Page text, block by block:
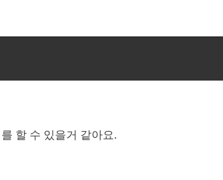
할 수 있을거 같아요.